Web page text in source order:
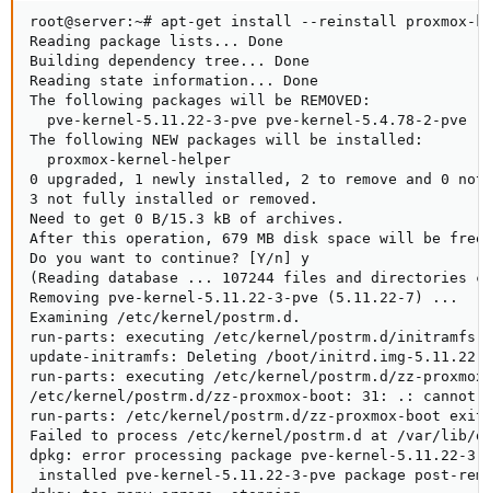
root@server:~# apt-get install --reinstall proxmox-
Reading package lists... Done
Building dependency tree... Done
Reading state information... Done
The following packages will be REMOVED:
  pve-kernel-5.11.22-3-pve pve-kernel-5.4.78-2-pve
The following NEW packages will be installed:
  proxmox-kernel-helper
0 upgraded, 1 newly installed, 2 to remove and 0 not
3 not fully installed or removed.
Need to get 0 B/15.3 kB of archives.
After this operation, 679 MB disk space will be
Do you want to continue? [Y/n] y
(Reading database ... 107244 files and directories
Removing pve-kernel-5.11.22-3-pve (5.11.22-7) ...
Examining /etc/kernel/postrm.d.
run-parts: executing /etc/kernel/postrm.d/initramfs-
update-initramfs: Deleting /boot/initrd.img-5.11.22-
run-parts: executing /etc/kernel/postrm.d/zz-
/etc/kernel/postrm.d/zz-proxmox-boot: 31: .:
run-parts: /etc/kernel/postrm.d/zz-proxmox-boot
Failed to process /etc/kernel/postrm.d at /var/lib/
dpkg: error processing package pve-kernel-5.11.22-
installed pve-kernel-5.11.22-3-pve package post-